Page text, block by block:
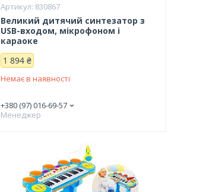
830867
Великий дитячий синтезатор з
USB-входом, мікрофоном і
караоке
1 894 ₴
Немає в наявності
+380 (97) 016-69-57
Менеджер